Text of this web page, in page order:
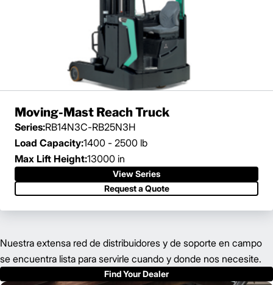
Moving-Mast Reach Truck
Series:RB14N3C-RB25N3H
Load Capacity:1400 - 2500 lb
Max Lift Height:13000 in
View Series
Request a Quote
Nuestra extensa red de distribuidores y de soporte en campo
se encuentra lista para servirle cuando y donde nos necesite.
Find Your Dealer